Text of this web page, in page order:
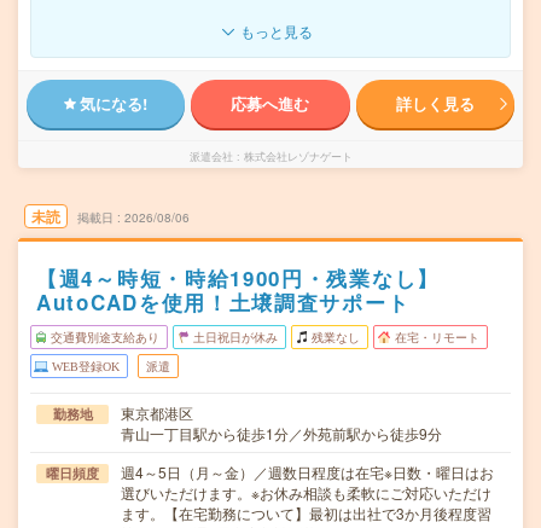
もっと見る
気になる! 応募へ進む 詳しく見る
派遣会社 株式会社レゾナゲート
未読 掲載日 2026/08/06
【週4～時短・時給1900円・残業なし】
AutoCADを使用！土壌調査サポート
交通費別途支給あり 土日祝日が休み 残業なし 在宅・リモート
WEB登録OK 派遣
勤務地
東京都港区
青山一丁目駅から徒歩1分／外苑前駅から徒歩9分
曜日頻度
週4～5日（月～金）／週数日程度は在宅※日数・曜日はお
選びいただけます。※お休み相談も柔軟にご対応いただけ
ます。【在宅勤務について】最初は出社で3か月後程度習